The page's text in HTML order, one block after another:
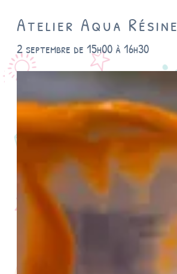
Atelier Aqua Résine
2 septembre de 15h00 à 16h30